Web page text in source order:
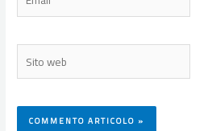
Sito
web